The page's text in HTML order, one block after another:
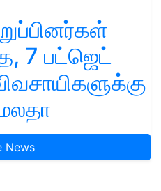
7 பட்ஜெட்
News